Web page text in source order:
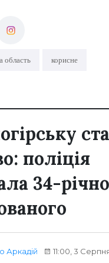
область корисне
поліція
34-
Аркадій 11:00, 3